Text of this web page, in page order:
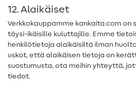
12. Alaikäiset
Verkkokauppamme kankaita.com on
täysi-ikäisille kuluttajille. Emme
henkilötietoja alaikäisiltä ilman
uskot, että alaikäisen tietoja on
suostumusta, ota meihin yhteyttä,
tiedot.